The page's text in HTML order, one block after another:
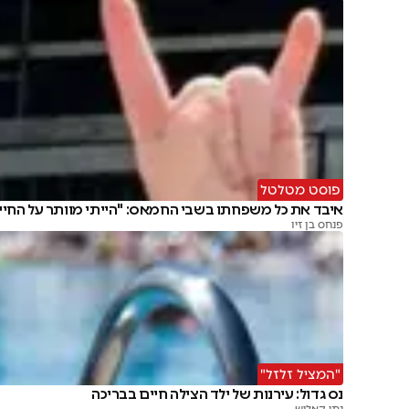
פוסט מטלטל
איבד את כל משפחתו בשבי החמאס: "הייתי מוותר על
פנחס בן זיו
"המציל זלזל"
נס גדול: עירנות של ילד הצילה חיים בבריכה